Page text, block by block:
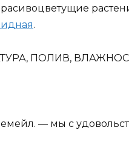
.
ПОЛИВ,
— мы с